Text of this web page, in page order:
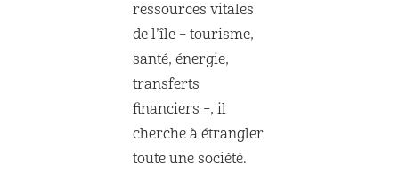
ressources vitales
de l’île – tourisme,
santé, énergie,
transferts
financiers –, il
cherche à étrangler
toute une société.